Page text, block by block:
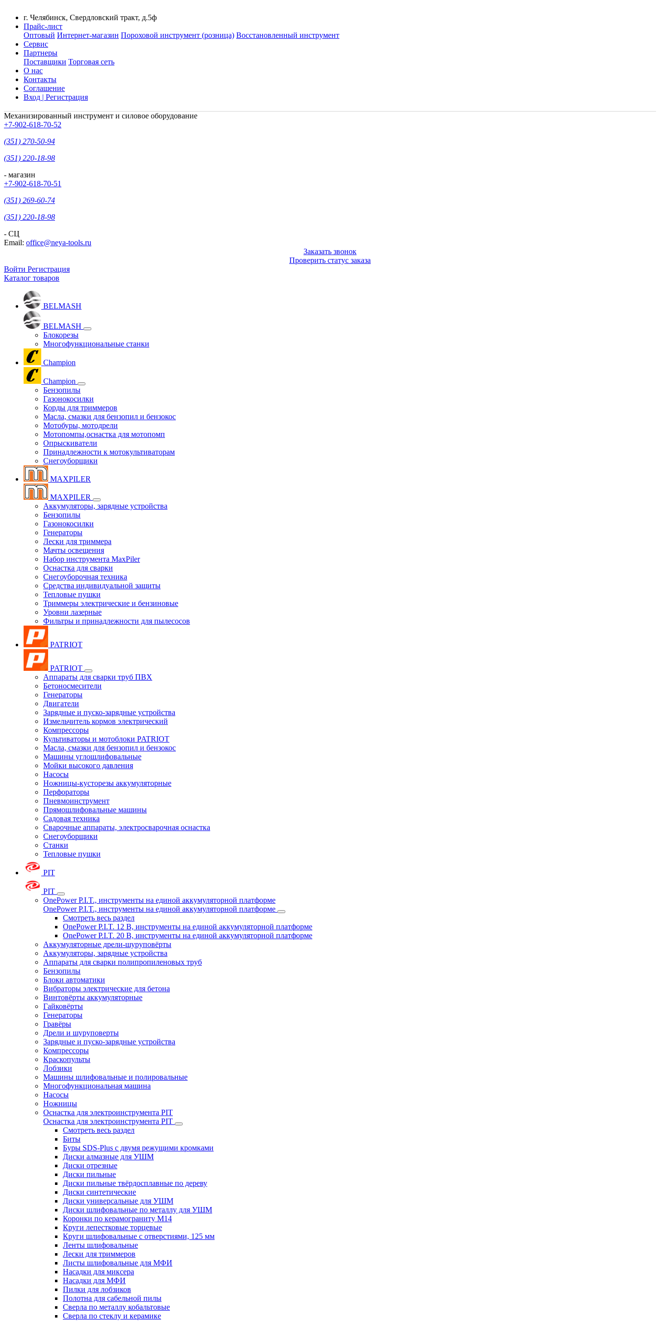
г. Челябинск, Свердловский тракт, д.5ф
Прайс-лист
Оптовый Интернет-магазин Пороховой инструмент (розница) Восстановленный инструмент
Сервис
Партнеры
Поставщики Торговая сеть
О нас
Контакты
Соглашение
Вход | Регистрация
Механизированный инструмент и силовое оборудование
+7-902-618-70-52
(351) 270-50-94
(351) 220-18-98
- магазин
+7-902-618-70-51
(351) 269-60-74
(351) 220-18-98
- СЦ
Email: office@neya-tools.ru
Заказать звонок
Проверить статус заказа
Войти Регистрация
Каталог товаров
BELMASH
BELMASH
Блокорезы
Многофункциональные станки
Champion
Champion
Бензопилы
Газонокосилки
Корды для триммеров
Масла, смазки для бензопил и бензокос
Мотобуры, мотодрели
Мотопомпы,оснастка для мотопомп
Опрыскиватели
Принадлежности к мотокультиваторам
Снегоуборщики
MAXPILER
MAXPILER
Аккумуляторы, зарядные устройства
Бензопилы
Газонокосилки
Генераторы
Лески для триммера
Мачты освещения
Набор инструмента MaxPiler
Оснастка для сварки
Снегоуборочная техника
Средства индивидуальной защиты
Тепловые пушки
Триммеры электрические и бензиновые
Уровни лазерные
Фильтры и принадлежности для пылесосов
PATRIOT
PATRIOT
Аппараты для сварки труб ПВХ
Бетоносмесители
Генераторы
Двигатели
Зарядные и пуско-зарядные устройства
Измельчитель кормов электрический
Компрессоры
Культиваторы и мотоблоки PATRIOT
Масла, смазки для бензопил и бензокос
Машины углошлифовальные
Мойки высокого давления
Насосы
Ножницы-кусторезы аккумуляторные
Перфораторы
Пневмоинструмент
Прямошлифовальные машины
Садовая техника
Сварочные аппараты, электросварочная оснастка
Снегоуборщики
Станки
Тепловые пушки
PIT
PIT
OnePower P.I.T., инструменты на единой аккумуляторной платформе
OnePower P.I.T., инструменты на единой аккумуляторной платформе
Смотреть весь раздел
OnePower P.I.T. 12 В, инструменты на единой аккумуляторной платформе
OnePower P.I.T. 20 В, инструменты на единой аккумуляторной платформе
Аккумуляторные дрели-шуруповёрты
Аккумуляторы, зарядные устройства
Аппараты для сварки полипропиленовых труб
Бензопилы
Блоки автоматики
Вибраторы электрические для бетона
Винтовёрты аккумуляторные
Гайковёрты
Генераторы
Гравёры
Дрели и шуруповерты
Зарядные и пуско-зарядные устройства
Компрессоры
Краскопульты
Лобзики
Машины шлифовальные и полировальные
Многофункциональная машина
Насосы
Ножницы
Оснастка для электроинструмента PIT
Оснастка для электроинструмента PIT
Смотреть весь раздел
Биты
Буры SDS-Plus c двумя режущими кромками
Диски алмазные для УШМ
Диски отрезные
Диски пильные
Диски пильные твёрдосплавные по дереву
Диски синтетические
Диски универсальные для УШМ
Диски шлифовальные по металлу для УШМ
Коронки по керамограниту M14
Круги лепестковые торцевые
Круги шлифовальные с отверстиями, 125 мм
Ленты шлифовальные
Лески для триммеров
Листы шлифовальные для МФИ
Насадки для миксера
Насадки для МФИ
Пилки для лобзиков
Полотна для сабельной пилы
Сверла по металлу кобальтовые
Сверла по стеклу и керамике